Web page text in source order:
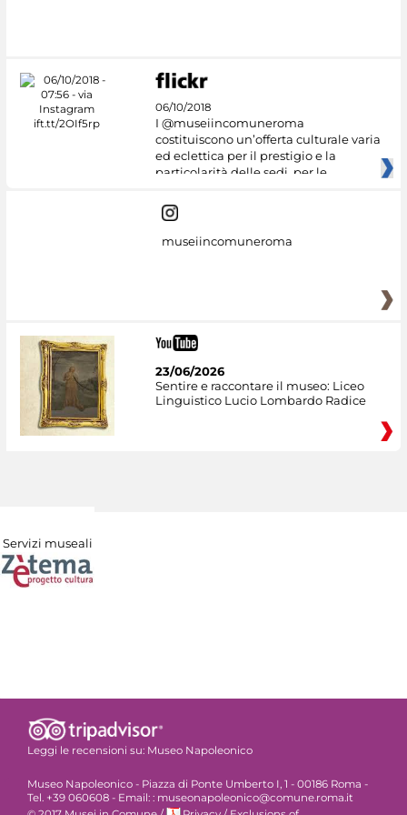
06/10/2018
I @museiincomuneroma
costituiscono un’offerta culturale varia
ed eclettica per il prestigio e la
particolarità delle sedi, per le
museiincomuneroma
23/06/2026
Sentire e raccontare il museo: Liceo
Linguistico Lucio Lombardo Radice
Servizi museali
Leggi le recensioni su: Museo Napoleonico
Museo Napoleonico - Piazza di Ponte Umberto I, 1 - 00186 Roma -
Tel. +39 060608 - Email: : museonapoleonico@comune.roma.it